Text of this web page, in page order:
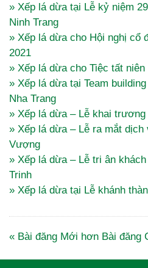
» Xếp lá dừa tại Lễ kỷ niệm
Ninh Trang
» Xếp lá dừa cho Hội nghị cổ
2021
» Xếp lá dừa cho Tiệc tất
» Xếp lá dừa tại Team
Nha Trang
» Xếp lá dừa – Lễ khai
» Xếp lá dừa – Lễ ra mắt
Vượng
» Xếp lá dừa – Lễ tri ân
Trinh
» Xếp lá dừa tại Lễ khánh
« Bài đăng Mới hơn Bài đăng